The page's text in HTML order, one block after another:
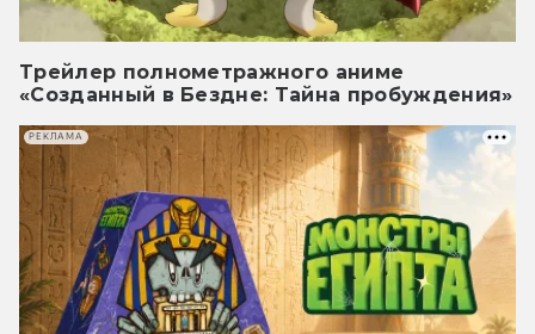
Трейлер полнометражного аниме
«Созданный в Бездне: Тайна пробуждения»
РЕКЛАМА